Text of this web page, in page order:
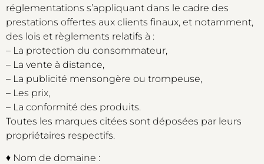
réglementations s’appliquant dans le cadre des
prestations offertes aux clients finaux, et notamment,
des lois et règlements relatifs à :
– La protection du consommateur,
– La vente à distance,
– La publicité mensongère ou trompeuse,
– Les prix,
– La conformité des produits.
Toutes les marques citées sont déposées par leurs
propriétaires respectifs.
♦ Nom de domaine :